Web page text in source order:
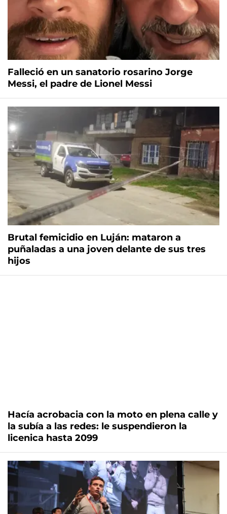
Falleció en un sanatorio rosarino Jorge
Messi, el padre de Lionel Messi
Brutal femicidio en Luján: mataron a
puñaladas a una joven delante de sus tres
hijos
Hacía acrobacia con la moto en plena calle y
la subía a las redes: le suspendieron la
licenica hasta 2099